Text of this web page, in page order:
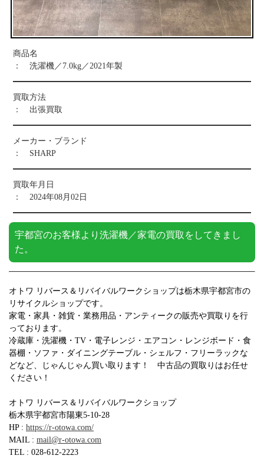
商品名
： 洗濯機／7.0kg／2021年製
買取方法
： 出張買取
メーカー・ブランド
： SHARP
買取年月日
： 2024年08月02日
宇都宮のお客様より洗濯機／家電の買取をしてきまし
た。
オトワ リバース＆リバイバルワークショップは栃木県宇都宮市の
リサイクルショップです。
家電・家具・雑貨・業務用品・アンティークの販売や買取りを行
っております。
冷蔵庫・洗濯機・TV・電子レンジ・エアコン・レンジボード・食
器棚・ソファ・ダイニングテーブル・シェルフ・フリーラックな
どなど、じゃんじゃん買い取ります！ 中古品の買取りはお任せ
ください！
オトワ リバース＆リバイバルワークショップ
栃木県宇都宮市陽東5-10-28
HP : https://r-otowa.com/
MAIL : mail@r-otowa.com
TEL : 028-612-2223